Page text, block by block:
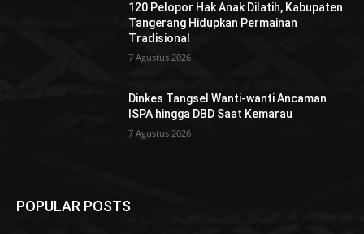
120 Pelopor Hak Anak Dilatih, Kabupaten
Tangerang Hidupkan Permainan
Tradisional
7 Agustus 2026
Dinkes Tangsel Wanti-wanti Ancaman
ISPA hingga DBD Saat Kemarau
7 Agustus 2026
POPULAR POSTS